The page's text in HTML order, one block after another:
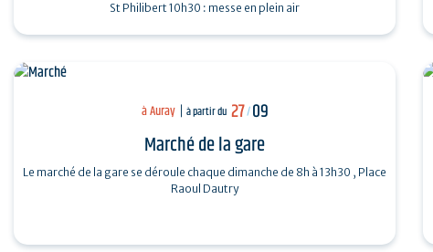
St Philibert 10h30 : messe en plein air
à Auray à partir du 27/ 09
Marché de la gare
Le marché de la gare se déroule chaque dimanche de 8h à 13h30 , Place
Raoul Dautry